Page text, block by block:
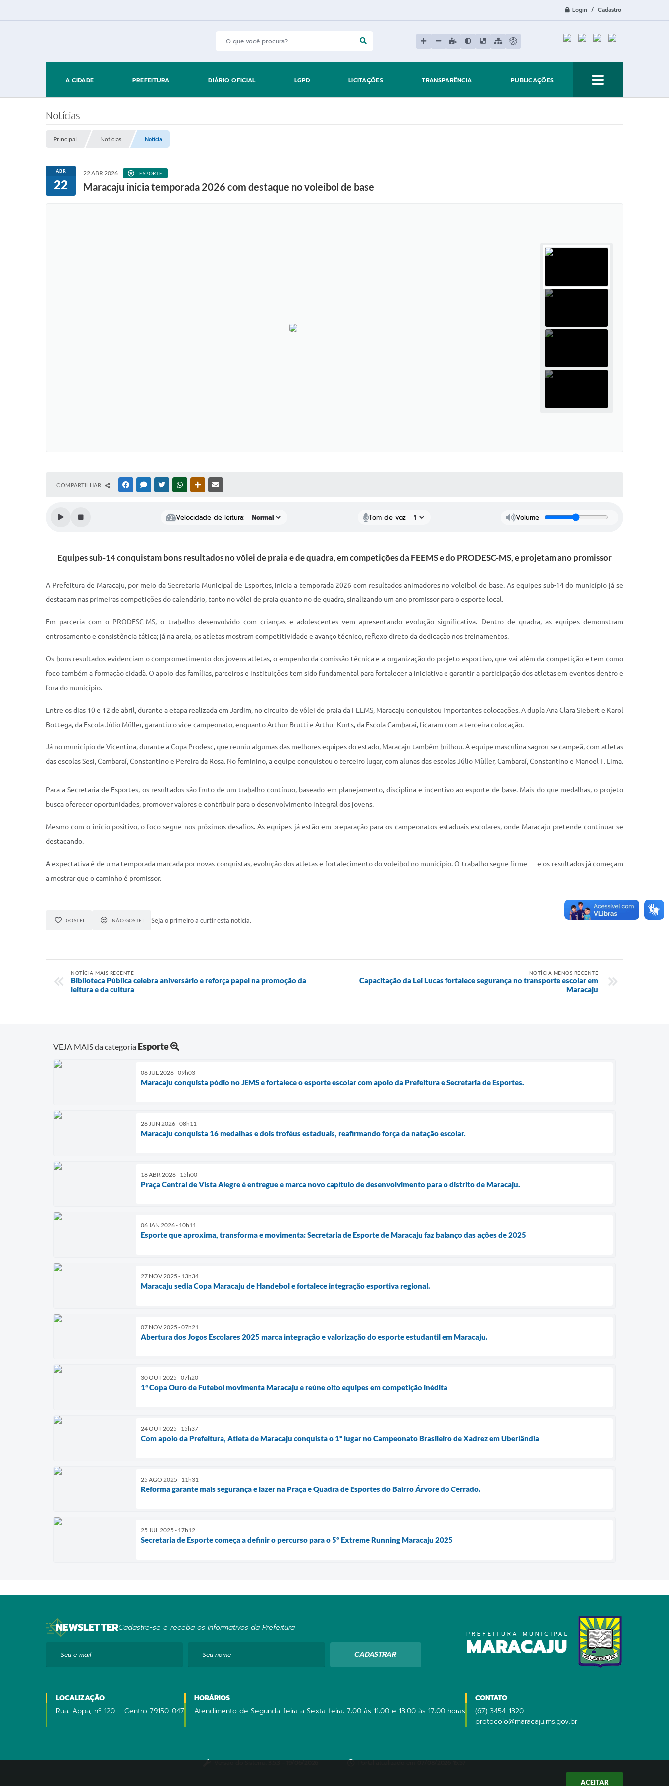
ACEITAR
Login / Cadastro
A CIDADE PREFEITURA DIÁRIO OFICIAL LGPD LICITAÇÕES TRANSPARÊNCIA PUBLICAÇÕES
Notícias
Principal Notícias Notícia
ABR
22
22 ABR 2026 ESPORTE
Maracaju inicia temporada 2026 com destaque no voleibol de base
COMPARTILHAR FACEBOOKMESSENGER
TWITTERWHATSAPPOUTRAS MÍDIAS
Velocidade de leitura: Tom de voz: Volume
Equipes sub-14 conquistam bons resultados no vôlei de praia e de quadra, em competições da FEEMS e do PRODESC-MS, e projetam ano promissor
A Prefeitura de Maracaju, por meio da Secretaria Municipal de Esportes, inicia a temporada 2026 com resultados animadores no voleibol de base. As equipes sub-14 do município já se
destacam nas primeiras competições do calendário, tanto no vôlei de praia quanto no de quadra, sinalizando um ano promissor para o esporte local.
Em parceria com o PRODESC-MS, o trabalho desenvolvido com crianças e adolescentes vem apresentando evolução significativa. Dentro de quadra, as equipes demonstram
entrosamento e consistência tática; já na areia, os atletas mostram competitividade e avanço técnico, reflexo direto da dedicação nos treinamentos.
Os bons resultados evidenciam o comprometimento dos jovens atletas, o empenho da comissão técnica e a organização do projeto esportivo, que vai além da competição e tem como
foco também a formação cidadã. O apoio das famílias, parceiros e instituições tem sido fundamental para fortalecer a iniciativa e garantir a participação dos atletas em eventos dentro e
fora do município.
Entre os dias 10 e 12 de abril, durante a etapa realizada em Jardim, no circuito de vôlei de praia da FEEMS, Maracaju conquistou importantes colocações. A dupla Ana Clara Siebert e Karol
Bottega, da Escola Júlio Müller, garantiu o vice-campeonato, enquanto Arthur Brutti e Arthur Kurts, da Escola Cambaraí, ficaram com a terceira colocação.
Já no município de Vicentina, durante a Copa Prodesc, que reuniu algumas das melhores equipes do estado, Maracaju também brilhou. A equipe masculina sagrou-se campeã, com atletas
das escolas Sesi, Cambaraí, Constantino e Pereira da Rosa. No feminino, a equipe conquistou o terceiro lugar, com alunas das escolas Júlio Müller, Cambaraí, Constantino e Manoel F. Lima.
Para a Secretaria de Esportes, os resultados são fruto de um trabalho contínuo, baseado em planejamento, disciplina e incentivo ao esporte de base. Mais do que medalhas, o projeto
busca oferecer oportunidades, promover valores e contribuir para o desenvolvimento integral dos jovens.
Mesmo com o início positivo, o foco segue nos próximos desafios. As equipes já estão em preparação para os campeonatos estaduais escolares, onde Maracaju pretende continuar se
destacando.
A expectativa é de uma temporada marcada por novas conquistas, evolução dos atletas e fortalecimento do voleibol no município. O trabalho segue firme — e os resultados já começam
a mostrar que o caminho é promissor.
GOSTEI NÃO GOSTEI Seja o primeiro a curtir esta notícia.
NOTÍCIA MAIS RECENTE
Biblioteca Pública celebra aniversário e reforça papel na promoção da
leitura e da cultura
NOTÍCIA MENOS RECENTE
Capacitação da Lei Lucas fortalece segurança no transporte escolar em
Maracaju
VEJA MAIS da categoria Esporte
06 JUL 2026 - 09h03
Maracaju conquista pódio no JEMS e fortalece o esporte escolar com apoio da Prefeitura e Secretaria de Esportes.
26 JUN 2026 - 08h11
Maracaju conquista 16 medalhas e dois troféus estaduais, reafirmando força da natação escolar.
18 ABR 2026 - 15h00
Praça Central de Vista Alegre é entregue e marca novo capítulo de desenvolvimento para o distrito de Maracaju.
06 JAN 2026 - 10h11
Esporte que aproxima, transforma e movimenta: Secretaria de Esporte de Maracaju faz balanço das ações de 2025
27 NOV 2025 - 13h34
Maracaju sedia Copa Maracaju de Handebol e fortalece integração esportiva regional.
07 NOV 2025 - 07h21
Abertura dos Jogos Escolares 2025 marca integração e valorização do esporte estudantil em Maracaju.
30 OUT 2025 - 07h20
1ª Copa Ouro de Futebol movimenta Maracaju e reúne oito equipes em competição inédita
24 OUT 2025 - 15h37
Com apoio da Prefeitura, Atleta de Maracaju conquista o 1º lugar no Campeonato Brasileiro de Xadrez em Uberlândia
25 AGO 2025 - 11h31
Reforma garante mais segurança e lazer na Praça e Quadra de Esportes do Bairro Árvore do Cerrado.
25 JUL 2025 - 17h12
Secretaria de Esporte começa a definir o percurso para o 5º Extreme Running Maracaju 2025
NEWSLETTERCadastre-se e receba os Informativos da Prefeitura
Seu e-mail Seu nome CADASTRAR
LOCALIZAÇÃO
Rua: Appa, nº 120 – Centro 79150-047
HORÁRIOS
Atendimento de Segunda-feira a Sexta-feira: 7:00 às 11:00 e 13:00 às 17:00 horas
CONTATO
(67) 3454-1320
protocolo@maracaju.ms.gov.br
Versão do Sistema:3.5.3 - 19/06/2026 Portal atualizado em:07/08/2026 16:57